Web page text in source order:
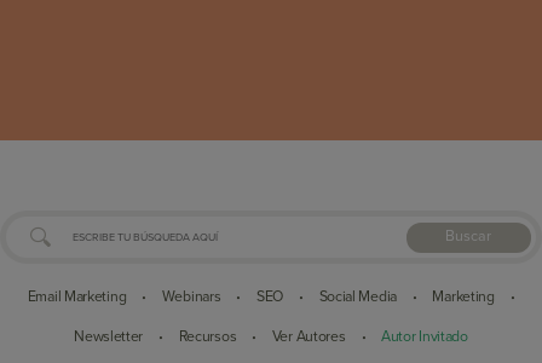
Buscar
Email Marketing • Webinars • SEO • Social Media • Marketing •
Newsletter • Recursos • Ver Autores • Autor Invitado